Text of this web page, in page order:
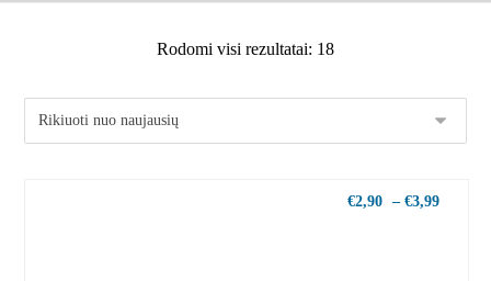
Rodomi visi rezultatai: 18
€2,90 – €3,99